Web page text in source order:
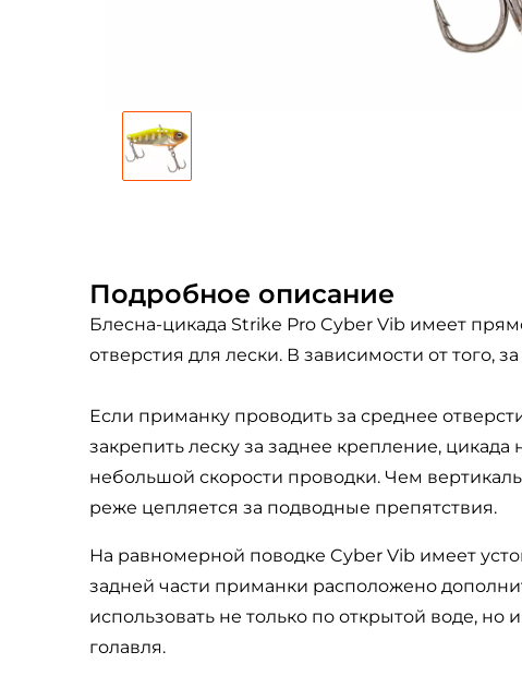
Подробное описание
Блесна-цикада Strike Pro Cyber Vib имеет
отверстия для лески. В зависимости от того,
Если приманку проводить за среднее
закрепить леску за заднее крепление,
небольшой скорости проводки. Чем
реже цепляется за подводные препятствия.
На равномерной поводке Cyber Vib имеет
задней части приманки расположено
использовать не только по открытой воде, но
голавля.